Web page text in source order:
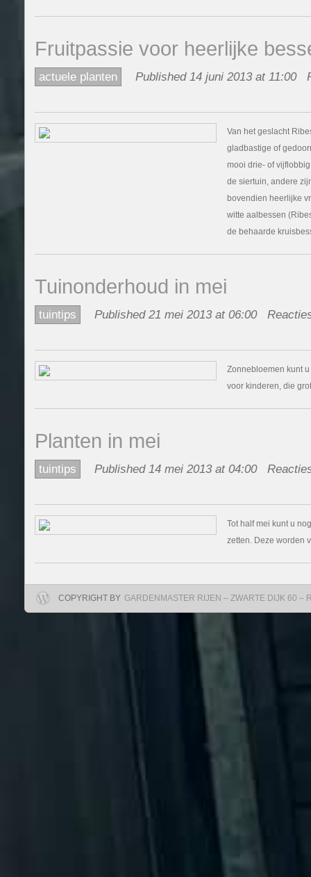
Fruitpassie voor heerlijke
actuele planten Published 14 juni 2013 at 11:00
Van het geslacht
gladbastige of
mooi drie- of
de siertuin, andere
bovendien heerlijke
witte aalbessen
de behaarde
Tuinonderhoud in mei
tuintips Published 21 mei 2013 at 06:00
Zonnebloemen kunt
voor kinderen, die
Planten in mei
tuintips Published 14 mei 2013 at 04:00
Tot half mei kunt u
zetten. Deze worden
COPYRIGHT BY GARDENMASTER RIJEN – ZWARTE DIJK 60 –